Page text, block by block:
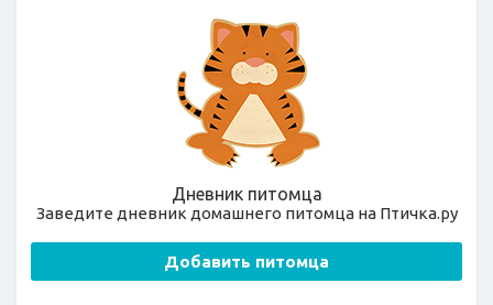
Дневник питомца
Заведите дневник домашнего питомца на Птичка.ру
Добавить питомца